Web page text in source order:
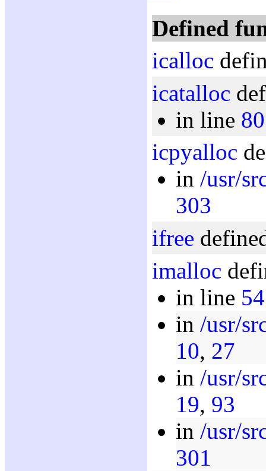
Defined
icalloc
icatalloc
in line 80
icpyalloc
in /usr/
303
ifree
imalloc
in line 54
in /usr/
10, 27
in /usr/
19, 93
in /usr/
301